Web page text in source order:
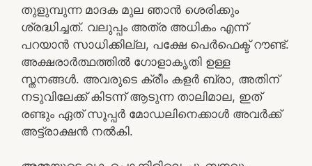
തുളുമ്പുന്ന മാദക മുല ഞാൻ ശെരിക്കും
ശ്രദ്ധിച്ചത്. വലുപ്പം അത്ര അധികം എന്ന്
പറയാൻ സാധിക്കില്ല, പക്ഷേ പെർഫെക്ട് റൗണ്ട്.
അക്ഷരാർത്ഥത്തിൽ ഗോളാകൃതി ഉള്ള
സ്തനങ്ങൾ. അവരുടെ ക്രീം കളർ ബ്രാ, അതിന്
നടുവിലേക്ക് കിടന്ന് ആടുന്ന താലിമാല, ഇത്
രണ്ടും ഏത് സൂപ്പർ മോഡലിനെക്കാൾ അവർക്ക്
അട്ട്രാക്ഷൻ നൽകി.